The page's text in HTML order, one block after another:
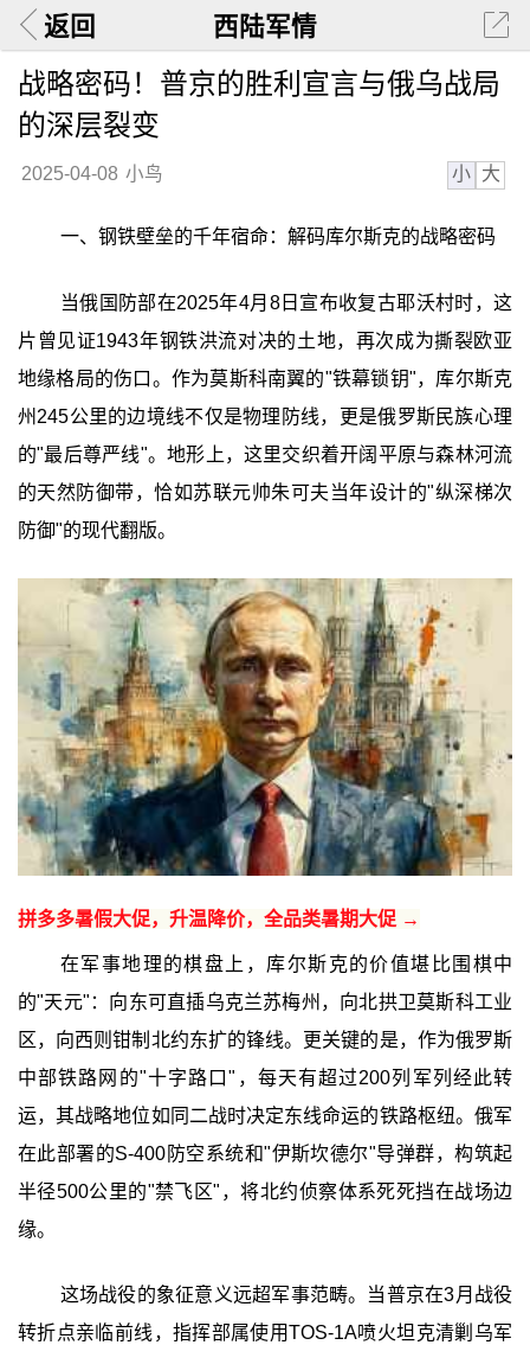
返回 西陆军情
战略密码！普京的胜利宣言与俄乌战局
的深层裂变
2025-04-08 小鸟 小 大
一、钢铁壁垒的千年宿命：解码库尔斯克的战略密码
当俄国防部在2025年4月8日宣布收复古耶沃村时，这
片曾见证1943年钢铁洪流对决的土地，再次成为撕裂欧亚
地缘格局的伤口。作为莫斯科南翼的"铁幕锁钥"，库尔斯克
州245公里的边境线不仅是物理防线，更是俄罗斯民族心理
的"最后尊严线"。地形上，这里交织着开阔平原与森林河流
的天然防御带，恰如苏联元帅朱可夫当年设计的"纵深梯次
防御"的现代翻版。
拼多多暑假大促，升温降价，全品类暑期大促 →
在军事地理的棋盘上，库尔斯克的价值堪比围棋中
的"天元"：向东可直插乌克兰苏梅州，向北拱卫莫斯科工业
区，向西则钳制北约东扩的锋线。更关键的是，作为俄罗斯
中部铁路网的"十字路口"，每天有超过200列军列经此转
运，其战略地位如同二战时决定东线命运的铁路枢纽。俄军
在此部署的S-400防空系统和"伊斯坎德尔"导弹群，构筑起
半径500公里的"禁飞区"，将北约侦察体系死死挡在战场边
缘。
这场战役的象征意义远超军事范畴。当普京在3月战役
转折点亲临前线，指挥部属使用TOS-1A喷火坦克清剿乌军